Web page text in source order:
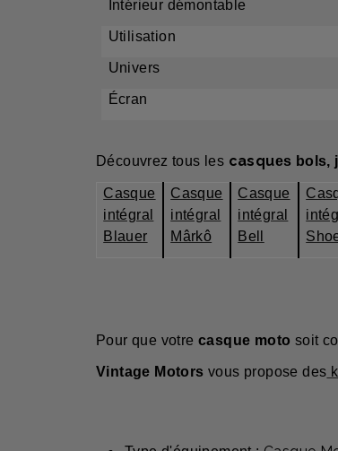
Intérieur
Découvrez tous les casques bols,
Casque
intégral
Blauer
Casque
intégral
Mârkô
Casque
intégral
Bell
Pour que votre casque moto soit
Vintage Motors vous propose des